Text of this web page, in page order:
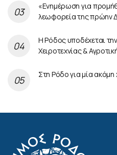
«Ενημέρωση για
λεωφορεία της πρώην
Η Ρόδος υποδέχεται
Χειροτεχνίας &
Στη Ρόδο για μία